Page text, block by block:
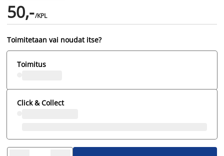
50,-/KPL
Toimitetaan vai noudat itse?
Toimitus
Click & Collect